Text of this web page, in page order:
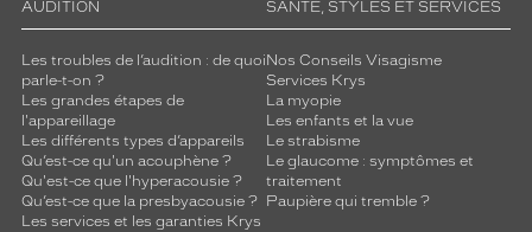
maximal
l'utilisateur
aux
ondes
électromagnétiques.
Conformément
AUDITION
Les troubles de l’audition : de quoi
parle-t-on ?
Les grandes étapes de
l'appareillage
Les différents types d’appareils
Qu’est-ce qu'un acouphène ?
Qu'est-ce que l'hyperacousie ?
Qu’est-ce que la presbyacousie ?
Les services et les garanties Krys
SANTÉ, STYLES ET SERVICES
Nos Conseils Visagisme
Services Krys
La myopie
Les enfants et la vue
Le strabisme
Le glaucome : symptômes et
traitement
Paupière qui tremble ?